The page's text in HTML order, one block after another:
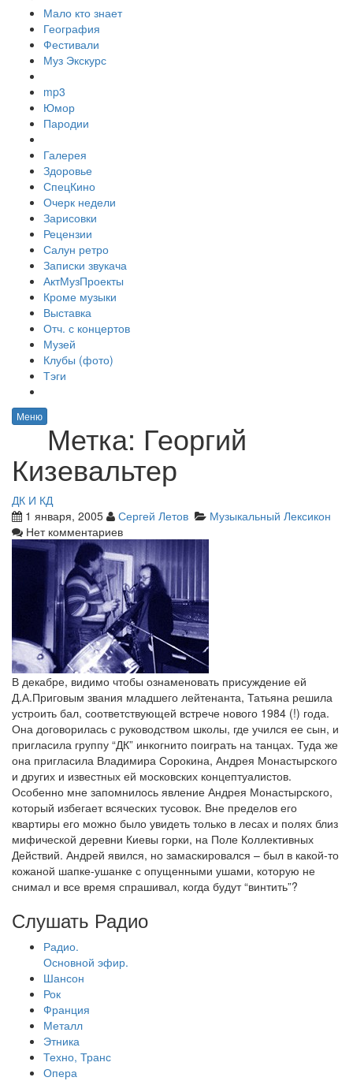
Мало кто знает
География
Фестивали
Муз Экскурс
mp3
Юмор
Пародии
Галерея
Здоровье
СпецКино
Очерк недели
Зарисовки
Рецензии
Салун ретро
Записки звукача
АктМузПроекты
Кроме музыки
Выставка
Отч. с концертов
Музей
Клубы (фото)
Тэги
Меню
Метка: Георгий
Кизевальтер
ДК И КД
1 января, 2005
Сергей Летов
Музыкальный Лексикон
Нет комментариев
В декабре, видимо чтобы ознаменовать присуждение ей
Д.А.Приговым звания младшего лейтенанта, Татьяна решила
устроить бал, соответствующей встрече нового 1984 (!) года.
Она договорилась с руководством школы, где учился ее сын, и
пригласила группу “ДК” инкогнито поиграть на танцах. Туда же
она пригласила Владимира Сорокина, Андрея Монастырского
и других и известных ей московских концептуалистов.
Особенно мне запомнилось явление Андрея Монастырского,
который избегает всяческих тусовок. Вне пределов его
квартиры его можно было увидеть только в лесах и полях близ
мифической деревни Киевы горки, на Поле Коллективных
Действий. Андрей явился, но замаскировался – был в какой-то
кожаной шапке-ушанке с опущенными ушами, которую не
снимал и все время спрашивал, когда будут “винтить”?
Слушать Радио
Радио.
Основной эфир.
Шансон
Рок
Франция
Металл
Этника
Техно, Транс
Опера